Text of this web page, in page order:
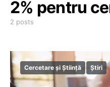
2% pentru
2 posts
Cercetare și Știință Știri